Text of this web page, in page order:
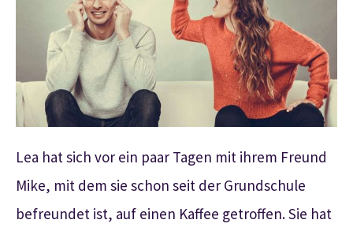
Lea hat sich vor ein paar Tagen mit ihrem Freund
Mike, mit dem sie schon seit der Grundschule
befreundet ist, auf einen Kaffee getroffen. Sie hat